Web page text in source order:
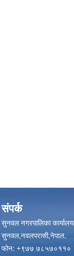
संपर्क
सुनवल नगरपालिका कार्यालय
सुनवल,नवलपरासी,नेपाल.
फोन: +९७७ ७८५७०११०